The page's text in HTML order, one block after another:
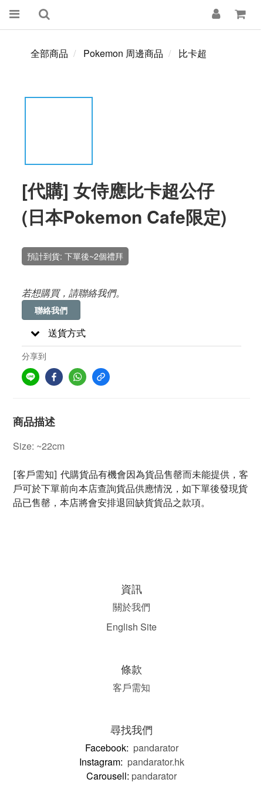
全部商品 Pokemon 周邊商品 比卡超
[代購] 女侍應比卡超公仔
(日本Pokemon Cafe限定)
預計到貨: 下單後~2個禮拜
若想購買，請聯絡我們。
聯絡我們
送貨方式
分享到
商品描述
Size: ~22cm
[客戶需知] 代購貨品有機會因為貨品售罄而未能提供，客
戶可於下單前向本店查詢貨品供應情況，如下單後發現貨
品已售罄，本店將會安排退回缺貨貨品之款項。
資訊
關於我們
English Site
條款
客戶需知
尋找我們
Facebook: pandarator
Instagram: pandarator.hk
Carousell: pandarator